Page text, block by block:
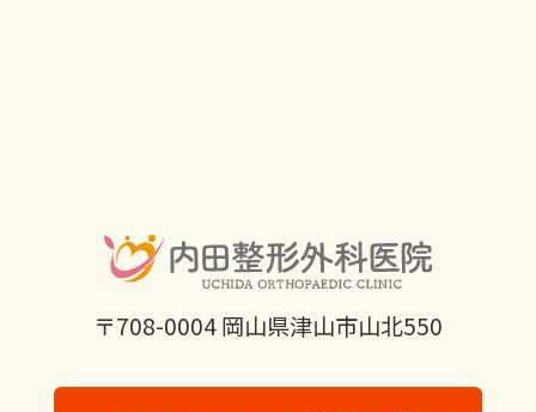
〒708-0004 岡山県津山市山北550